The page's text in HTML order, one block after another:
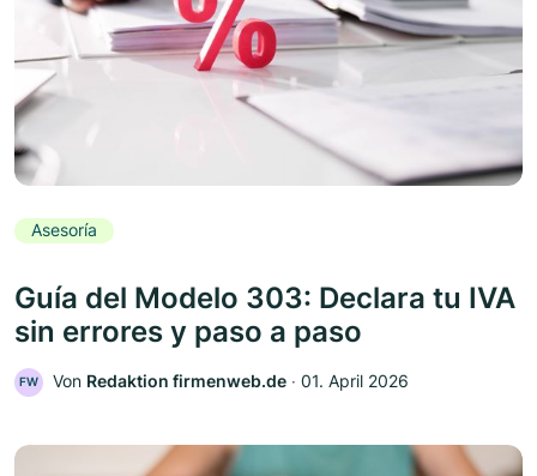
Asesoría
Guía del Modelo 303: Declara tu IVA
sin errores y paso a paso
FW Von Redaktion firmenweb.de ‧ 01. April 2026